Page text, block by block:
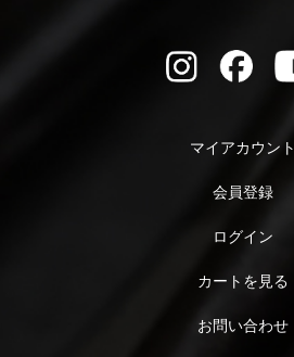
マイアカウント
会員登録
ログイン
カートを見る
お問い合わせ